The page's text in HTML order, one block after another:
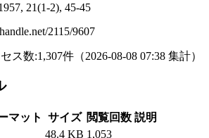
21(1-2), 45-45
2115/9607
ス数:1,307件 （2026-08-08 07:38 集計）
マット サイズ 閲覧回数 説明
48.4 KB 1,053